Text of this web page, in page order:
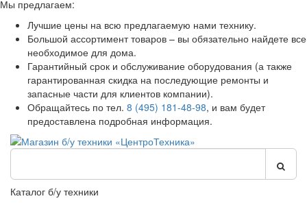
Мы предлагаем:
Лучшие цены на всю предлагаемую нами технику.
Большой ассортимент товаров – вы обязательно найдете все
необходимое для дома.
Гарантийный срок и обслуживание оборудования (а также
гарантированная скидка на последующие ремонты и
запасные части для клиентов компании).
Обращайтесь по тел. 8 (495) 181-48-98, и вам будет
предоставлена подробная информация.
Каталог б/у техники